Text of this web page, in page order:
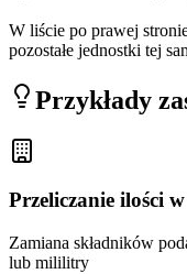
W liście po prawej
pozostałe jednostki tej
Przykłady
Przeliczanie ilości
Zamiana składników
lub mililitry